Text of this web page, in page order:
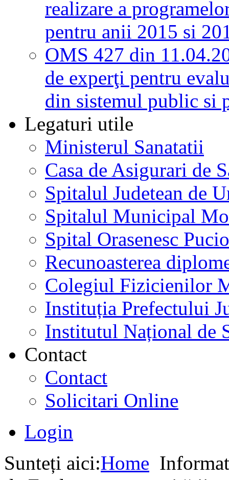
realizare a
pentru anii 2015 si
OMS 427 din
de experţi pentru
din sistemul public si
Legaturi utile
Ministerul Sanatatii
Casa de Asigurari de
Spitalul Judetean de
Spitalul Municipal
Spital Orasenesc
Recunoasterea
Colegiul Fizicienilor
Instituția Prefectului
Institutul Național de
Contact
Contact
Solicitari Online
Login
Sunteți aici:Home